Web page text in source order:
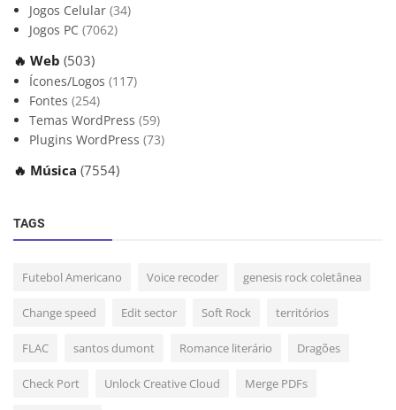
Jogos Celular (34)
Jogos PC (7062)
🔥 Web (503)
Ícones/Logos (117)
Fontes (254)
Temas WordPress (59)
Plugins WordPress (73)
🔥 Música (7554)
TAGS
Futebol Americano Voice recoder genesis rock coletânea
Change speed Edit sector Soft Rock territórios
FLAC santos dumont Romance literário Dragões
Check Port Unlock Creative Cloud Merge PDFs